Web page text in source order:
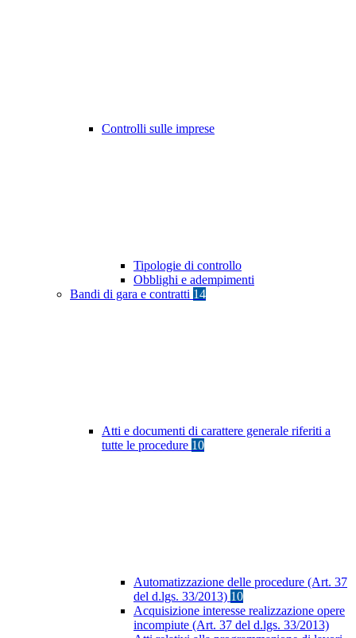
Controlli sulle imprese
Tipologie di controllo
Obblighi e adempimenti
Bandi di gara e contratti 14
Atti e documenti di carattere generale riferiti a
tutte le procedure 10
Automatizzazione delle procedure (Art. 37
del d.lgs. 33/2013) 10
Acquisizione interesse realizzazione opere
incompiute (Art. 37 del d.lgs. 33/2013)